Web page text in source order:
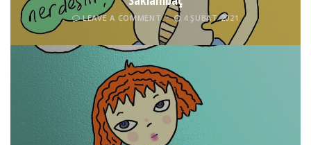
LEAVE A COMMENT 4 ŞUBAT 2021